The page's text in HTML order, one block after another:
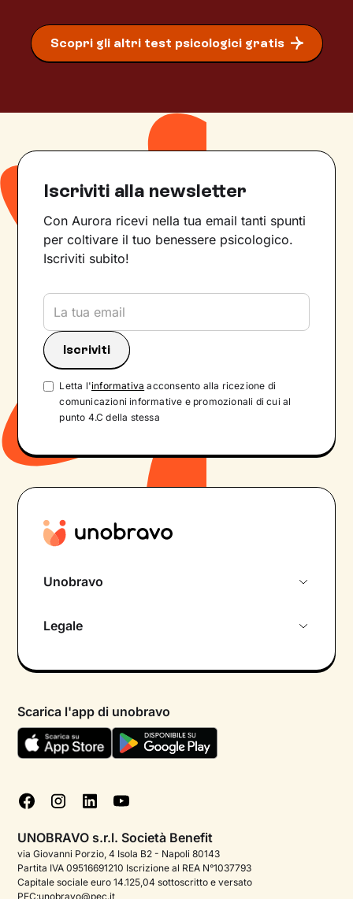
Scopri gli altri test psicologici gratis
Iscriviti alla newsletter
Con Aurora ricevi nella tua email tanti spunti
per coltivare il tuo benessere psicologico.
Iscriviti subito!
Letta l'informativa acconsento alla ricezione di
comunicazioni informative e promozionali di cui al
punto 4.C della stessa
Unobravo
Psicologo in chat
Aiuto urgente
FAQ
Podcast di psicologia
Corporate
Legale
Termini e condizioni
Informativa Privacy
Cookie policy
Gestisci cookie
Scarica l'app di unobravo
UNOBRAVO s.r.l. Società Benefit
via Giovanni Porzio, 4 Isola B2 - Napoli 80143
Partita IVA 09516691210 Iscrizione al REA N°1037793
Capitale sociale euro 14.125,04 sottoscritto e versato
PEC:unobravo@pec.it